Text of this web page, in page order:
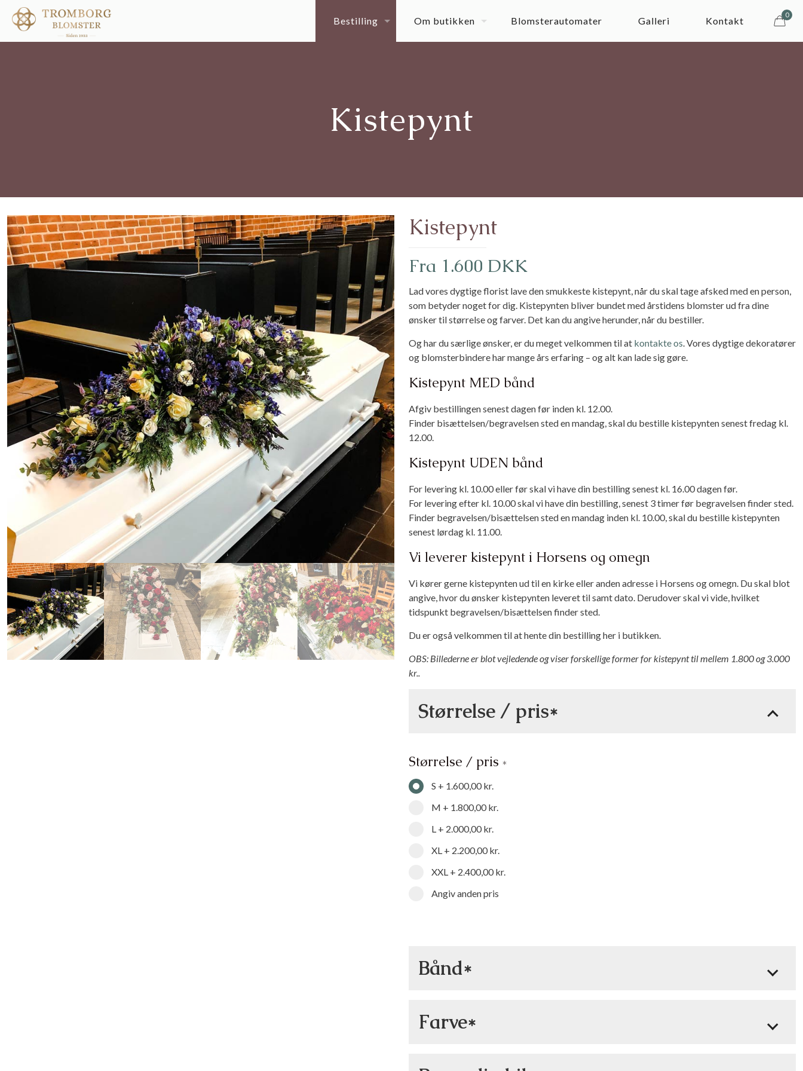
Bestilling Om butikken Blomsterautomater Galleri Kontakt
0
Kistepynt
Kistepynt
Fra 1.600 DKK
Lad vores dygtige florist lave den smukkeste kistepynt, når du skal tage afsked med en person,
som betyder noget for dig. Kistepynten bliver bundet med årstidens blomster ud fra dine
ønsker til størrelse og farver. Det kan du angive herunder, når du bestiller.
Og har du særlige ønsker, er du meget velkommen til at kontakte os. Vores dygtige dekoratører
og blomsterbindere har mange års erfaring – og alt kan lade sig gøre.
Kistepynt MED bånd
Afgiv bestillingen senest dagen før inden kl. 12.00.
Finder bisættelsen/begravelsen sted en mandag, skal du bestille kistepynten senest fredag kl.
12.00.
Kistepynt UDEN bånd
For levering kl. 10.00 eller før skal vi have din bestilling senest kl. 16.00 dagen før.
For levering efter kl. 10.00 skal vi have din bestilling, senest 3 timer før begravelsen finder sted.
Finder begravelsen/bisættelsen sted en mandag inden kl. 10.00, skal du bestille kistepynten
senest lørdag kl. 11.00.
Vi leverer kistepynt i Horsens og omegn
Vi kører gerne kistepynten ud til en kirke eller anden adresse i Horsens og omegn. Du skal blot
angive, hvor du ønsker kistepynten leveret til samt dato. Derudover skal vi vide, hvilket
tidspunkt begravelsen/bisættelsen finder sted.
Du er også velkommen til at hente din bestilling her i butikken.
OBS: Billederne er blot vejledende og viser forskellige former for kistepynt til mellem 1.800 og 3.000
kr..
Størrelse / pris*
Størrelse / pris *
S + 1.600,00 kr.
M + 1.800,00 kr.
L + 2.000,00 kr.
XL + 2.200,00 kr.
XXL + 2.400,00 kr.
Angiv anden pris
Bånd*
Ja+225,00 kr.
Farve*